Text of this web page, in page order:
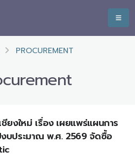
PROCUREMENT
ยงใหม่ เรื่อง เผยแพร่แผนการ
บประมาณ พ.ศ. 2569 จัดซื้อ